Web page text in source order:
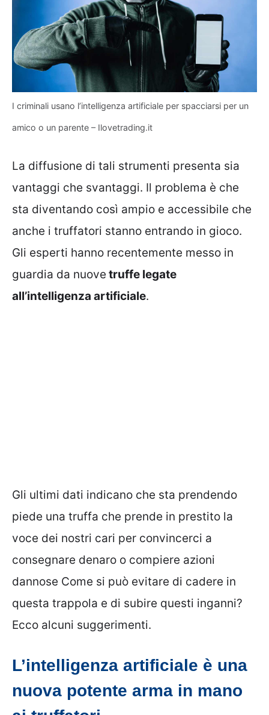
I criminali usano l’intelligenza artificiale per spacciarsi per un
amico o un parente – Ilovetrading.it
La diffusione di tali strumenti presenta sia
vantaggi che svantaggi. Il problema è che
sta diventando così ampio e accessibile che
anche i truffatori stanno entrando in gioco.
Gli esperti hanno recentemente messo in
guardia da nuove truffe legate
all’intelligenza artificiale.
Gli ultimi dati indicano che sta prendendo
piede una truffa che prende in prestito la
voce dei nostri cari per convincerci a
consegnare denaro o compiere azioni
dannose Come si può evitare di cadere in
questa trappola e di subire questi inganni?
Ecco alcuni suggerimenti.
L’intelligenza artificiale è una
nuova potente arma in mano